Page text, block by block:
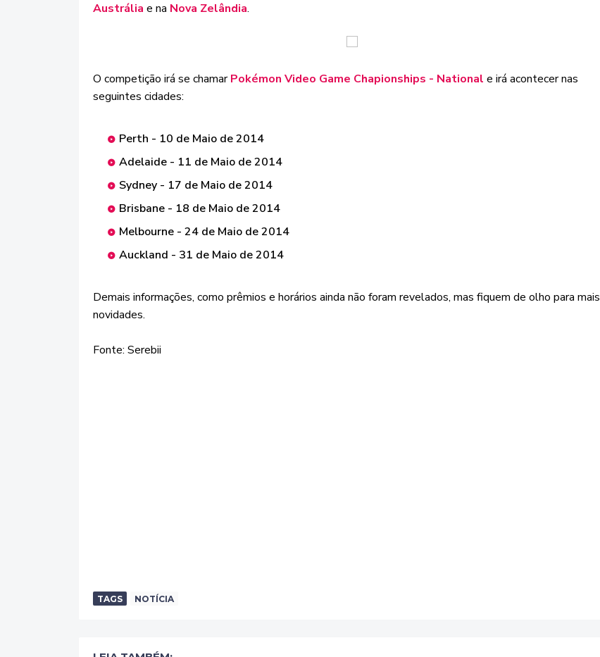
Austrália e na Nova Zelândia.
O competição irá se chamarPokémon Video Game Chapionships - National e irá acontecer nas
seguintes cidades:
Perth - 10 de Maio de 2014
Adelaide - 11 de Maio de 2014
Sydney - 17 de Maio de 2014
Brisbane - 18 de Maio de 2014
Melbourne - 24 de Maio de 2014
Auckland - 31 de Maio de 2014
Demais informações, como prêmios e horários ainda não foram revelados, mas fiquem de olho para mais
novidades.
Fonte: Serebii
TAGS NOTÍCIA